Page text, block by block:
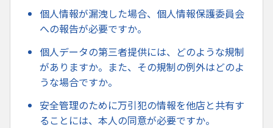
個人情報が漏洩した場合、個人情報保護委員会
への報告が必要ですか。
個人データの第三者提供には、どのような規制
がありますか。また、その規制の例外はどのよ
うな場合ですか。
安全管理のために万引犯の情報を他店と共有す
ることには、本人の同意が必要ですか。